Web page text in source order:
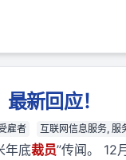
新回应！
雇者 互联网信息服务, 服
年底裁员”传闻。 12